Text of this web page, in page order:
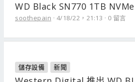
WD Black SN770 1TB
soothepain 4/18/22，21:13 0 留言
儲存設備 新聞